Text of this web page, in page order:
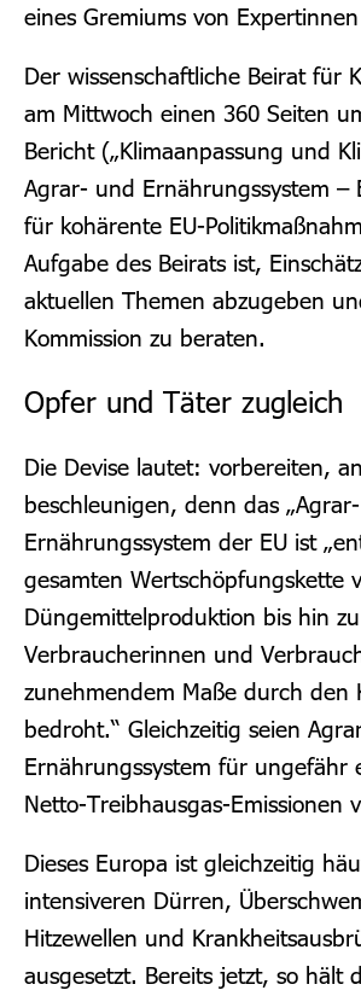
eines Gremiums von
Der wissenschaftliche Beirat für
am Mittwoch einen 360 Seiten
Bericht („Klimaanpassung und
Agrar- und Ernährungssystem –
für kohärente EU-
Aufgabe des Beirats ist,
aktuellen Themen abzugeben
Kommission zu beraten.
Opfer und Täter zugleich
Die Devise lautet: vorbereiten,
beschleunigen, denn das
Ernährungssystem der EU ist
gesamten Wertschöpfungskette
Düngemittelproduktion bis hin
Verbraucherinnen und
zunehmendem Maße durch den
bedroht.“ Gleichzeitig seien
Ernährungssystem für ungefähr
Netto-Treibhausgas-Emissionen
Dieses Europa ist gleichzeitig
intensiveren Dürren,
Hitzewellen und
ausgesetzt. Bereits jetzt, so hält